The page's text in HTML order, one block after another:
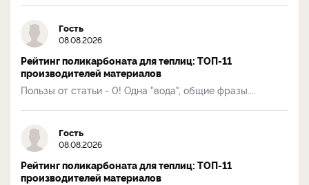
Гость
08.08.2026
Рейтинг поликарбоната для теплиц: ТОП-11
производителей материалов
Пользы от статьи - 0! Одна "вода", общие фразы....
Гость
08.08.2026
Рейтинг поликарбоната для теплиц: ТОП-11
производителей материалов